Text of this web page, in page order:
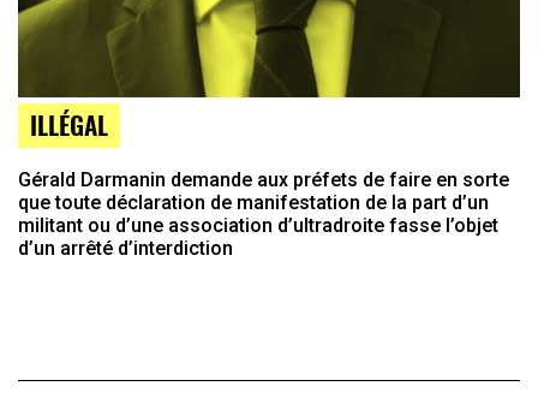
ILLÉGAL
Gérald Darmanin demande aux préfets de faire en sorte
que toute déclaration de manifestation de la part d’un
militant ou d’une association d’ultradroite fasse l’objet
d’un arrêté d’interdiction